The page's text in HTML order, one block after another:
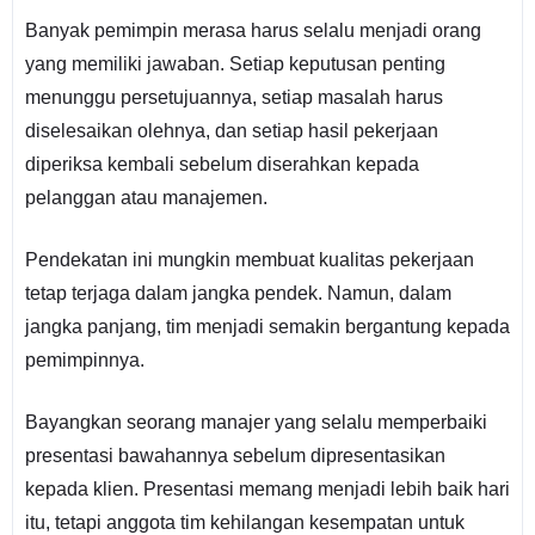
Banyak pemimpin merasa harus selalu menjadi orang
yang memiliki jawaban. Setiap keputusan penting
menunggu persetujuannya, setiap masalah harus
diselesaikan olehnya, dan setiap hasil pekerjaan
diperiksa kembali sebelum diserahkan kepada
pelanggan atau manajemen.
Pendekatan ini mungkin membuat kualitas pekerjaan
tetap terjaga dalam jangka pendek. Namun, dalam
jangka panjang, tim menjadi semakin bergantung kepada
pemimpinnya.
Bayangkan seorang manajer yang selalu memperbaiki
presentasi bawahannya sebelum dipresentasikan
kepada klien. Presentasi memang menjadi lebih baik hari
itu, tetapi anggota tim kehilangan kesempatan untuk